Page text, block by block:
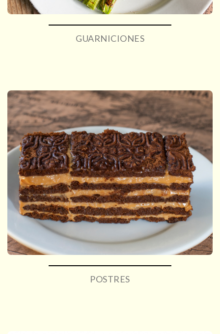
GUARNICIONES
POSTRES